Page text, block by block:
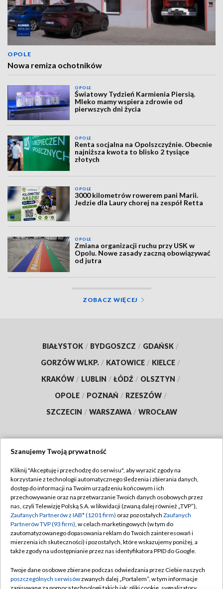
OPOLE
Nowa remiza ochotników
OPOLE
Światowy Tydzień Karmienia Piersią.
Mleko mamy wspiera zdrowie od
pierwszych dni życia
OPOLE
Renta socjalna na Opolszczyźnie. Obecnie
najniższa kwota to blisko 2 tysiące
złotych
OPOLE
3000 kilometrów rowerem pani Marii.
Jedzie dla Laury chorej na zespół Retta
OPOLE
Zmiana organizacji ruchu przy USK w
Opolu. Nowe zasady zaczną obowiązywać
od jutra
ZOBACZ WIĘCEJ
BIAŁYSTOK / BYDGOSZCZ / GDAŃSK /
GORZÓW WLKP. / KATOWICE / KIELCE /
KRAKÓW / LUBLIN / ŁÓDŹ / OLSZTYN /
OPOLE / POZNAŃ / RZESZÓW /
SZCZECIN / WARSZAWA / WROCŁAW
TVP
Abonament TVP
Emisja w TVP
Centrum informacji TVP
Naziemna Telewizja Cyfrowa
Rada Programowa
Regulamin TVP
Polityka prywatności
Moje zgody
Pomoc
Kontakt
Szanujemy Twoją prywatność
Kliknij "Akceptuję i przechodzę do serwisu", aby wyrazić zgody na
korzystanie z technologii automatycznego śledzenia i zbierania danych,
dostęp do informacji na Twoim urządzeniu końcowym i ich
przechowywanie oraz na przetwarzanie Twoich danych osobowych przez
nas, czyli Telewizję Polską S.A. w likwidacji (zwaną dalej również „TVP”),
Zaufanych Partnerów z IAB* (1201 firm) oraz pozostałych Zaufanych
Partnerów TVP (93 firm), w celach marketingowych (w tym do
zautomatyzowanego dopasowania reklam do Twoich zainteresowań i
mierzenia ich skuteczności) i pozostałych, które wskazujemy poniżej, a
także zgody na udostępnianie przez nas identyfikatora PPID do Google.
Twoje dane osobowe zbierane podczas odwiedzania przez Ciebie naszych
poszczególnych serwisówzwanych dalej „Portalem”, w tym informacje